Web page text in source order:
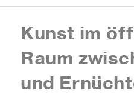
Kunst im
Raum
und